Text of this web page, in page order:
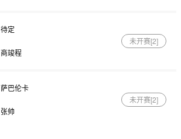
待定
商竣程
未开赛[2]
萨巴伦卡
张帅
未开赛[2]